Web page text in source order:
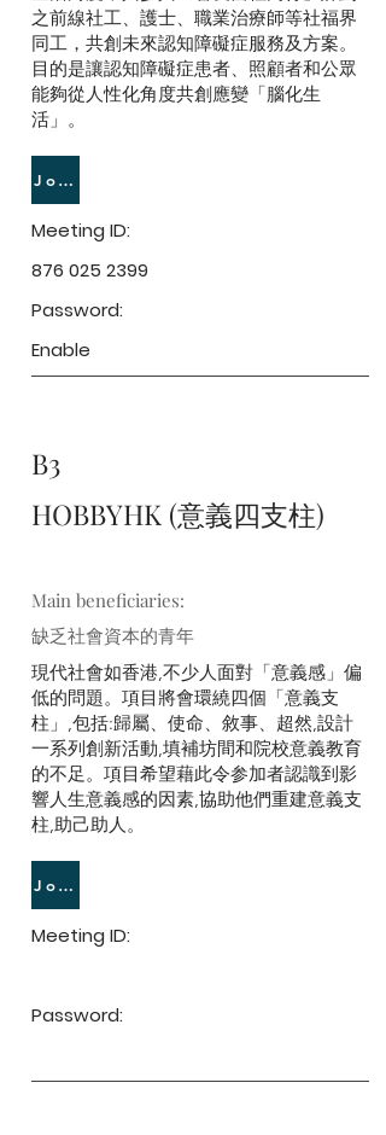
Join Meeting
之前線社工、護士、職業治療師等社福界
同工，共創未來認知障礙症服務及方案。
目的是讓認知障礙症患者、照顧者和公眾
能夠從人性化角度共創應變「腦化生
活」。
Meeting ID:
876 025 2399
Password:
Enable
B3
HOBBYHK (意義四支柱)
Main beneficiaries:
缺乏社會資本的青年
Join Meeting
現代社會如香港,不少人面對「意義感」偏
低的問題。項目將會環繞四個「意義支
柱」,包括:歸屬、使命、敘事、超然,設計
一系列創新活動,填補坊間和院校意義教育
的不足。項目希望藉此令参加者認識到影
響人生意義感的因素,協助他們重建意義支
柱,助己助人。
Meeting ID:
Password: